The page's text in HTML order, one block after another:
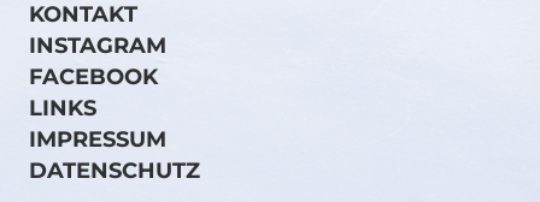
KONTAKT
INSTAGRAM
FACEBOOK
LINKS
IMPRESSUM
DATENSCHUTZ